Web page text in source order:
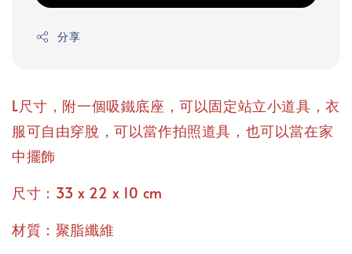
分享
L尺寸，附一個吸鐵底座，可以固定站立小道具，衣
服可自由穿脫，可以當作拍照道具，也可以當在家
中擺飾
尺寸：33 x 22 x 10 cm
材質：聚脂纖維